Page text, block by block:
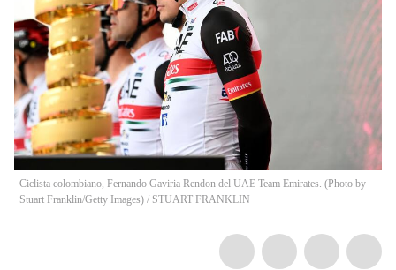
Ciclista colombiano, Fernando Gaviria Rendon del UAE Team Emirates. (Photo by
Stuart Franklin/Getty Images) / STUART FRANKLIN